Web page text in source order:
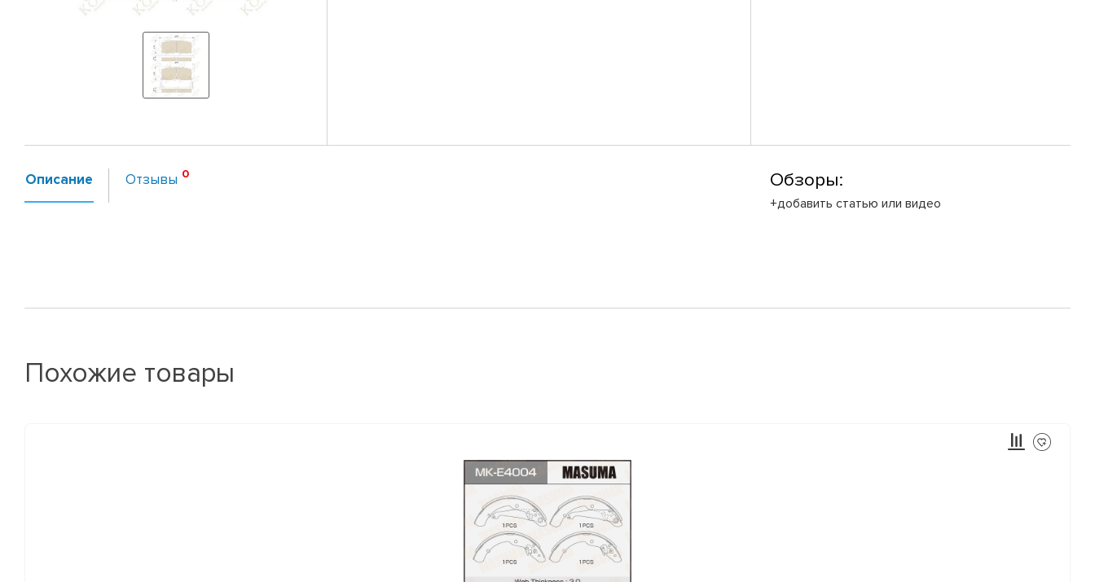
Описание Отзывы Обзоры:
+добавить статью или видео
Похожие товары